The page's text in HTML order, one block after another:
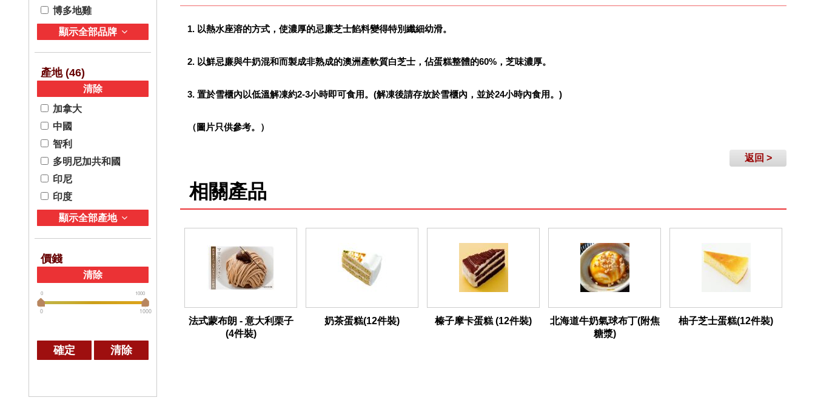
博多地雞
顯示全部品牌
產地 (46)
清除
加拿大
中國
智利
多明尼加共和國
印尼
印度
顯示全部產地
價錢
清除
0 1000
0 1000
確定 清除
1. 以熱水座溶的方式，使濃厚的忌廉芝士餡料變得特別纖細幼滑。
2. 以鮮忌廉與牛奶混和而製成非熟成的澳洲產軟質白芝士，佔蛋糕整體的60%，芝味濃厚。
3. 置於雪櫃內以低溫解凍約2-3小時即可食用。(解凍後請存放於雪櫃內，並於24小時內食用。)
（圖片只供參考。）
返回 >
相關產品
法式蒙布朗 - 意大利栗子
(4件裝)
奶茶蛋糕(12件裝) 榛子摩卡蛋糕 (12件裝)
北海道牛奶氣球布丁(附焦
糖漿)
柚子芝士蛋糕(12件裝)